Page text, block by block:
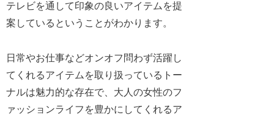
テレビを通して印象の良いアイテムを提
案しているということがわかります。
日常やお仕事などオンオフ問わず活躍し
てくれるアイテムを取り扱っているトー
ナルは魅力的な存在で、大人の女性のフ
ァッションライフを豊かにしてくれるア